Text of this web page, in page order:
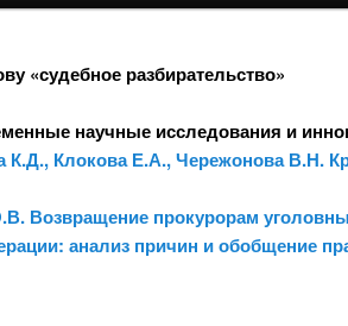
«судебное разбирательство»
научные исследования и
Клокова Е.А., Чережонова В.Н.
Возвращение прокурорам
анализ причин и обобщение